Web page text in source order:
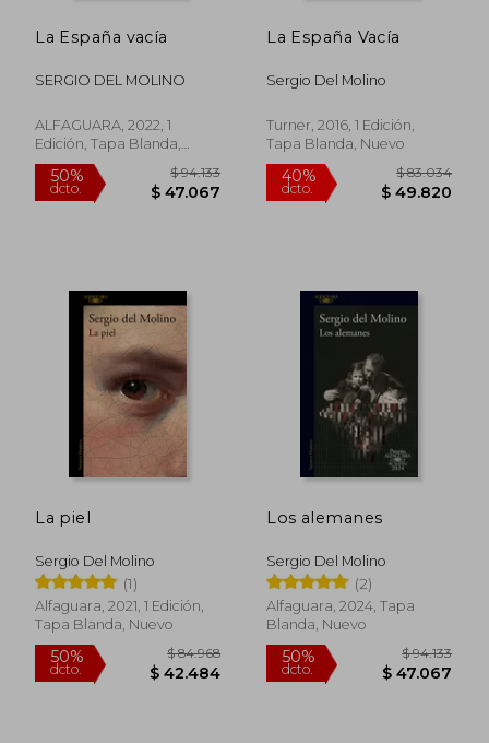
La España vacía
SERGIO DEL MOLINO
ALFAGUARA, 2022, 1
Edición, Tapa Blanda,
Nuevo
50%
dcto. $ 47.067
La España Vacía
Sergio Del Molino
Turner, 2016, 1 Edición,
Tapa Blanda, Nuevo
40%
La piel
Sergio Del Molino
(1)
Alfaguara, 2021, 1 Edición,
Tapa Blanda, Nuevo
Los alemanes
Sergio Del Molino
(2)
Alfaguara, 2024, Tapa
Blanda, Nuevo